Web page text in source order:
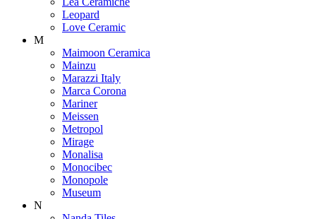
Leopard
Love Ceramic
M
Maimoon Ceramica
Mainzu
Marazzi Italy
Marca Corona
Mariner
Meissen
Metropol
Mirage
Monalisa
Monocibec
Monopole
Museum
N